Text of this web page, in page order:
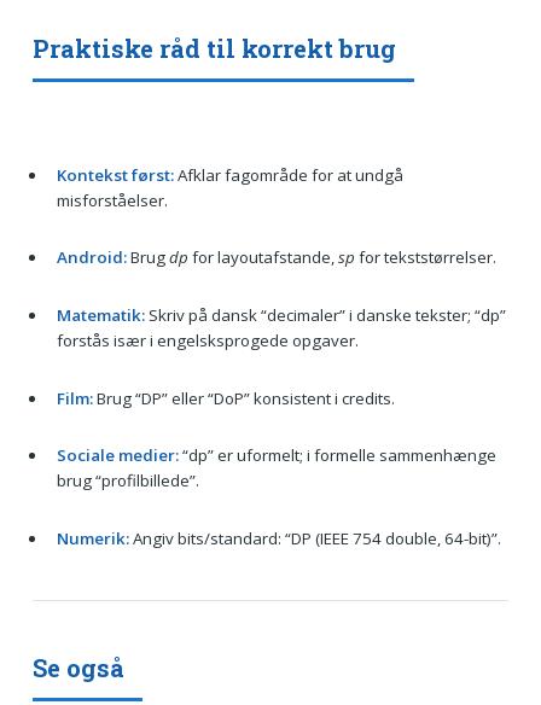
Praktiske råd til korrekt brug
Kontekst først:Afklar fagområde for at undgå
misforståelser.
Android:Brugdp for layoutafstande,sp for tekststørrelser.
Matematik:Skriv på dansk “decimaler” i danske tekster; “dp”
forstås især i engelsksprogede opgaver.
Film:Brug “DP” eller “DoP” konsistent i credits.
Sociale medier:“dp” er uformelt; i formelle sammenhænge
brug “profilbillede”.
Numerik:Angiv bits/standard: “DP (IEEE 754 double, 64-bit)”.
Se også